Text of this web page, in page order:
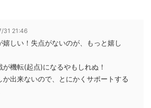
31 21:46
嬉しい！失点がないのが、もっと嬉し
が機転(起点)になるやもしれぬ！
か出来ないので、とにかくサポートする